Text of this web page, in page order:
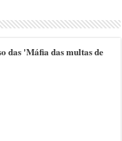
das 'Máfia das multas de